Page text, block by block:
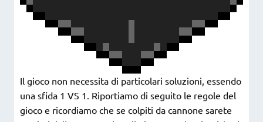
Il gioco non necessita di particolari soluzioni, essendo
una sfida 1 VS 1. Riportiamo di seguito le regole del
gioco e ricordiamo che se colpiti da cannone sarete